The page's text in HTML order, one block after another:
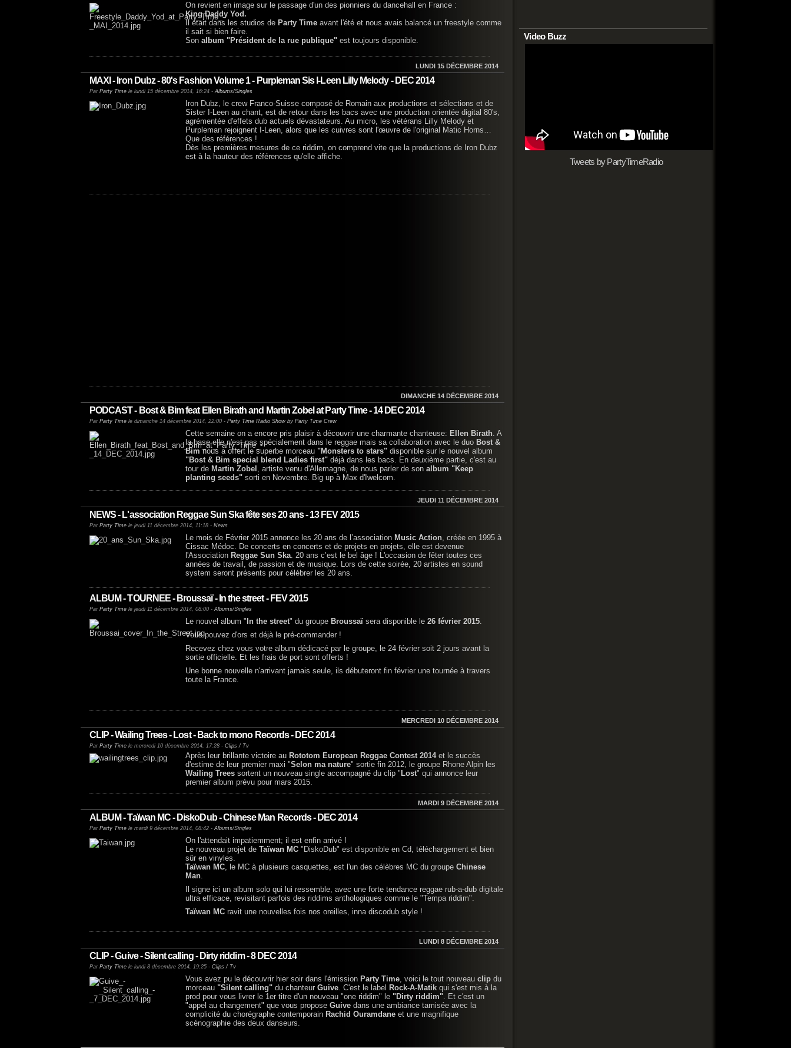
On revient en image sur le passage d'un des pionniers du dancehall en France :
King Daddy Yod.
Il était dans les studios de Party Time avant l'été et nous avais balancé un freestyle comme
il sait si bien faire.
Son album "Président de la rue publique" est toujours disponible.
LUNDI 15 DÉCEMBRE 2014
MAXI - Iron Dubz - 80's Fashion Volume 1 - Purpleman Sis I-Leen Lilly Melody - DEC 2014
Par Party Time le lundi 15 décembre 2014, 16:24 -Albums/Singles
Iron Dubz, le crew Franco-Suisse composé de Romain aux productions et sélections et de
Sister I-Leen au chant, est de retour dans les bacs avec une production orientée digital 80's,
agrémentée d'effets dub actuels dévastateurs. Au micro, les vétérans Lilly Melody et
Purpleman rejoignent I-Leen, alors que les cuivres sont l'œuvre de l'original Matic Horns…
Que des références !
Dès les premières mesures de ce riddim, on comprend vite que la productions de Iron Dubz
est à la hauteur des références qu'elle affiche.
DIMANCHE 14 DÉCEMBRE 2014
PODCAST - Bost & Bim feat Ellen Birath and Martin Zobel at Party Time - 14 DEC 2014
Par Party Time le dimanche 14 décembre 2014, 22:00 - Party Time Radio Show by Party Time Crew
Cette semaine on a encore pris plaisir à découvrir une charmante chanteuse: Ellen Birath . A
la base elle n'est pas spécialement dans le reggae mais sa collaboration avec le duo Bost &
Bim nous a offert le superbe morceau "Monsters to stars" disponible sur le nouvel album
"Bost & Bim special blend Ladies first"déjà dans les bacs. En deuxième partie, c'est au
tour de Martin Zobel , artiste venu d'Allemagne, de nous parler de sonalbum "Keep
planting seeds" sorti en Novembre. Big up à Max d'Iwelcom.
JEUDI 11 DÉCEMBRE 2014
NEWS - L'association Reggae Sun Ska fête ses 20 ans - 13 FEV 2015
Par Party Time le jeudi 11 décembre 2014, 11:18 - News
Le mois de Février 2015 annonce les 20 ans de l’association Music Action , créée en 1995 à
Cissac Médoc. De concerts en concerts et de projets en projets, elle est devenue
l'Association Reggae Sun Ska . 20 ans c’est le bel âge ! L'occasion de fêter toutes ces
années de travail, de passion et de musique. Lors de cette soirée, 20 artistes en sound
system seront présents pour célébrer les 20 ans.
ALBUM - TOURNEE - Broussaï - In the street - FEV 2015
Par Party Time le jeudi 11 décembre 2014, 08:00 - Albums/Singles
Le nouvel album "In the street" du groupeBroussaï sera disponible le26 février 2015
Vous pouvez d'ors et déjà le pré-commander !
Recevez chez vous votre album dédicacé par le groupe, le 24 février soit 2 jours avant la
sortie officielle. Et les frais de port sont offerts !
Une bonne nouvelle n'arrivant jamais seule, ils débuteront fin février une tournée à travers
toute la France.
MERCREDI 10 DÉCEMBRE 2014
CLIP - Wailing Trees - Lost - Back to mono Records - DEC 2014
Par Party Time le mercredi 10 décembre 2014, 17:28 - Clips / Tv
Après leur brillante victoire au Rototom European Reggae Contest 2014et le succès
d'estime de leur premier maxi "Selon ma nature" sortie fin 2012, le groupe Rhone Alpin les
Wailing Trees sortent un nouveau single accompagné du clip " Lost" qui annonce leur
premier album prévu pour mars 2015.
MARDI 9 DÉCEMBRE 2014
ALBUM - Taïwan MC - DiskoDub - Chinese Man Records - DEC 2014
Par Party Time le mardi 9 décembre 2014, 08:42 -Albums/Singles
On l'attendait impatiemment; il est enfin arrivé !
Le nouveau projet deTaïwan MC "DiskoDub" est disponible en Cd, téléchargement et bien
sûr en vinyles.
Taïwan MC, le MC à plusieurs casquettes, est l'un des célèbres MC du groupeChinese
Man.
Il signe ici un album solo qui lui ressemble, avec une forte tendance reggae rub-a-dub digitale
ultra efficace, revisitant parfois des riddims anthologiques comme le "Tempa riddim".
Taïwan MC ravit une nouvelles fois nos oreilles, inna discodub style !
LUNDI 8 DÉCEMBRE 2014
CLIP - Guive - Silent calling - Dirty riddim - 8 DEC 2014
Par Party Time le lundi 8 décembre 2014, 19:25 - Clips / Tv
Vous avez pu le découvrir hier soir dans l'émission Party Time , voici le tout nouveauclip du
morceau "Silent calling" du chanteurGuive . C'est le label Rock-A-Matik qui s'est mis à la
prod pour vous livrer le 1er titre d'un nouveau "one riddim" le "Dirty riddim" . Et c'est un
"appel au changement" que vous proposeGuive dans une ambiance tamisée avec la
complicité du chorégraphe contemporain Rachid Ouramdane et une magnifique
scénographie des deux danseurs.
Video Buzz
Tweets by PartyTimeRadio